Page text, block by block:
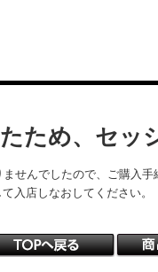
ため、セッ
せんでしたので、ご購入手
入店しなおしてください。